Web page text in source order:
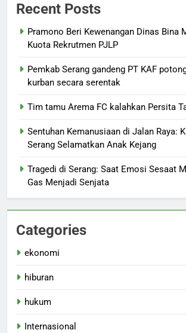
Recent Posts
Pramono Beri Kewenangan Dinas Bina
Kuota Rekrutmen PJLP
Pemkab Serang gandeng PT KAF
kurban secara serentak
Tim tamu Arema FC kalahkan Persita
Sentuhan Kemanusiaan di Jalan Raya:
Serang Selamatkan Anak Kejang
Tragedi di Serang: Saat Emosi Sesaat
Gas Menjadi Senjata
Categories
ekonomi
hiburan
hukum
Internasional